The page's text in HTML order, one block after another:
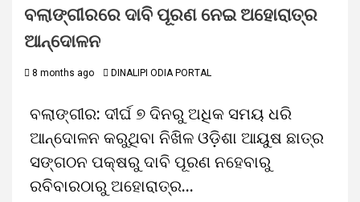
ବଲାଙ୍ଗୀରରେ ଦାବି ପୂରଣ ନେଇ ଅହୋରାତ୍ର
ଆନ୍ଦୋଳନ
8 months ago DINALIPI ODIA PORTAL
ବଲାଙ୍ଗୀର: ଦୀର୍ଘ ୭ ଦିନରୁ ଅଧିକ ସମୟ ଧରି
ଆନ୍ଦୋଳନ କରୁଥିବା ନିଖିଳ ଓଡ଼ିଶା ଆୟୁଷ ଛାତ୍ର
ସଙ୍ଗଠନ ପକ୍ଷରୁ ଦାବି ପୂରଣ ନହେବାରୁ
ରବିବାରଠାରୁ ଅହୋରାତ୍ର...